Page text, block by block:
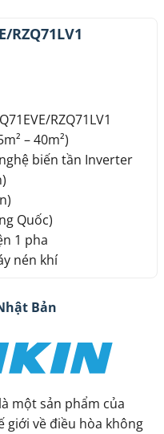
RZQ71LV1
RZQ71LV1
– 40m²)
biến tần Inverter
Quốc)
1 pha
nén khí
Bản
là một sản phẩm của
giới về điều hòa không